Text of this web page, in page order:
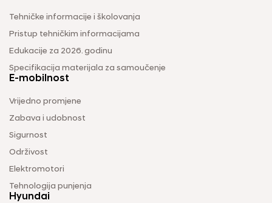
Tehničke informacije i školovanja
Pristup tehničkim informacijama
Edukacije za 2026. godinu
Specifikacija materijala za samoučenje
E-mobilnost
Vrijedno promjene
Zabava i udobnost
Sigurnost
Održivost
Elektromotori
Tehnologija punjenja
Hyundai